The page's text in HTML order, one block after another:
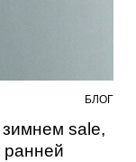
БЛОГ
зимнем sale,
ранней